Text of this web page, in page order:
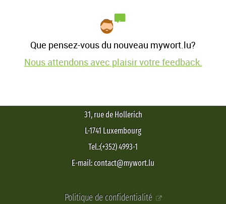
Que pensez-vous du nouveau mywort.lu?
Nous attendons avec plaisir votre feedback.
31, rue de Hollerich
L-1741 Luxembourg
Tel.:(+352) 4993-1
E-mail: contact@mywort.lu
Politique de confidentialité